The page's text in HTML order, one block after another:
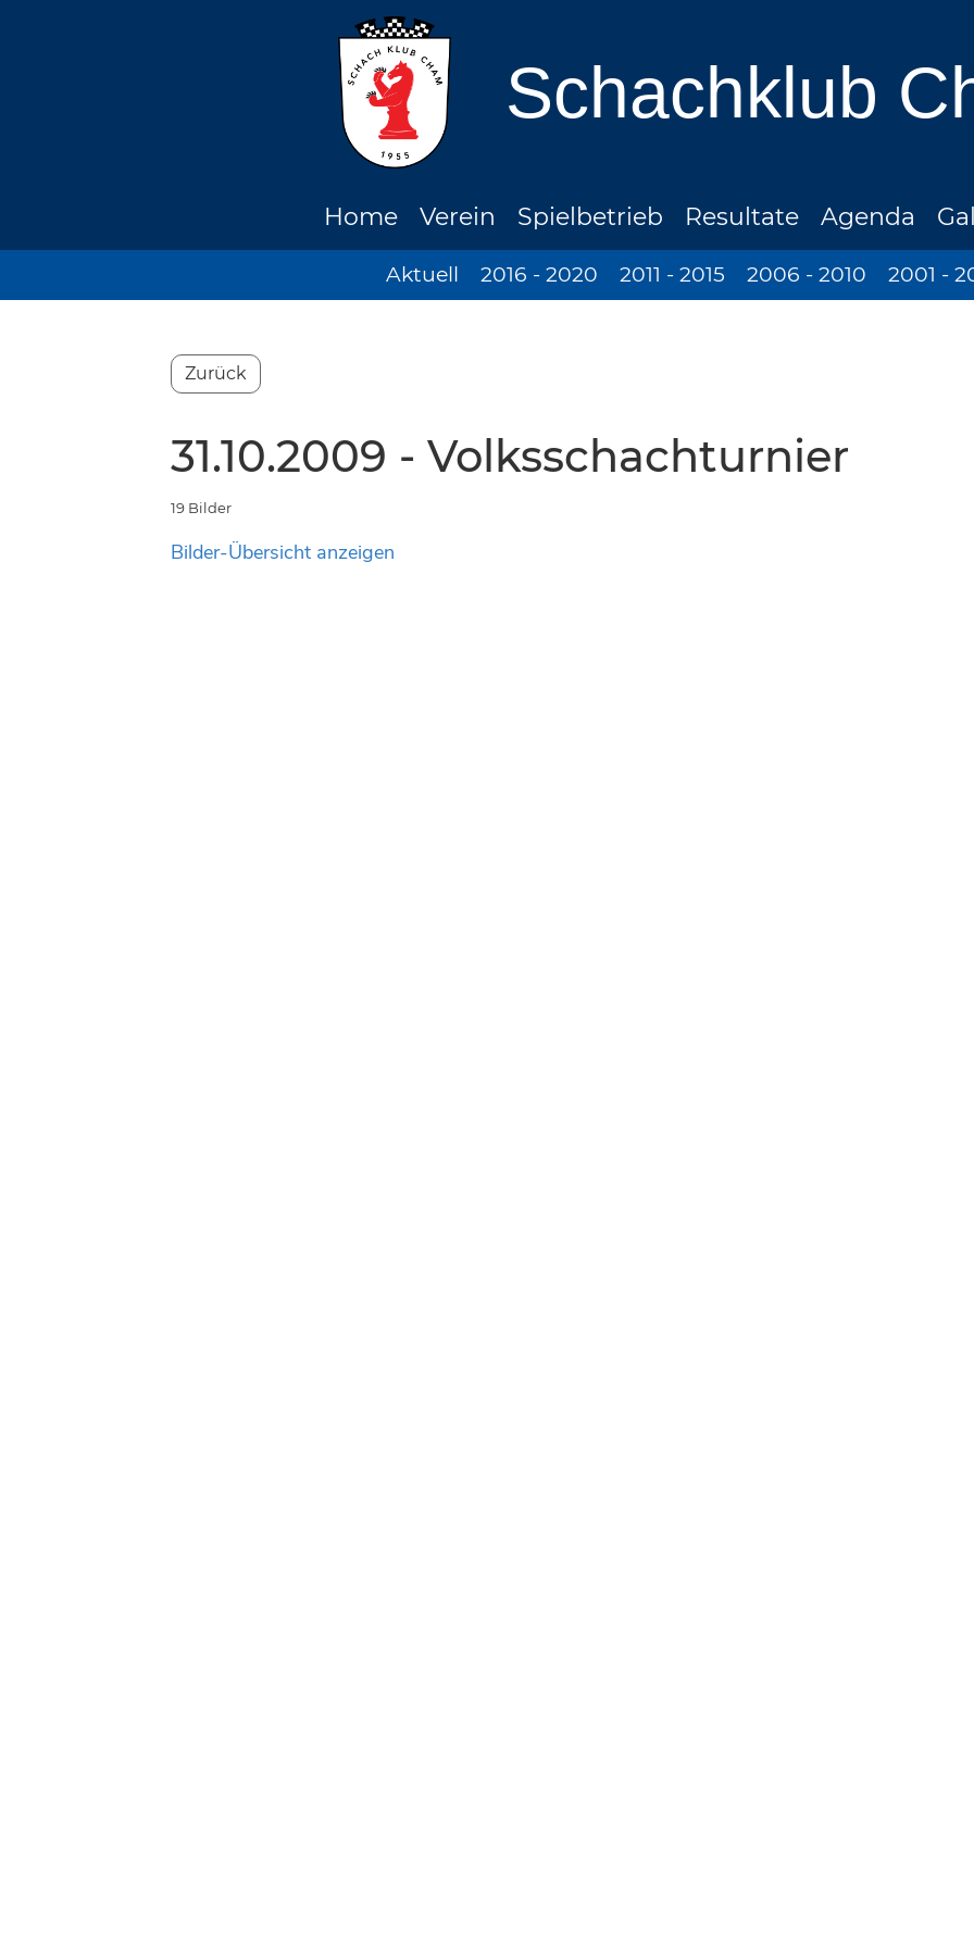
Schachklub
Home Verein Spielbetrieb Resultate Agenda
Aktuell 2016 - 2020 2011 - 2015 2006 - 2010 2001 -
Zurück
31.10.2009 - Volksschachturnier
19 Bilder
Bilder-Übersicht anzeigen